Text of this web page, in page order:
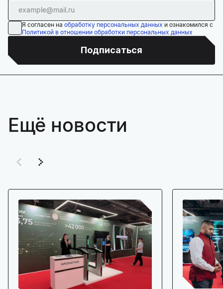
Я согласен на обработку персональных данных и ознакомился с
Политикой в отношении обработки персональных данных
Подписаться
Ещё новости